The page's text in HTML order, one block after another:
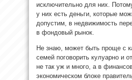
исключительно для них.
у них есть деньги, которые
допустим, в недвижимость
в фондовый рынок.
Не знаю, может быть проще с
семей поговорить кулуарно и
не так уж и много, а в
экономическом блоке